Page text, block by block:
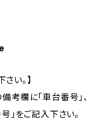
い。】
考欄に「車台番号」、
」をご記入下さい。